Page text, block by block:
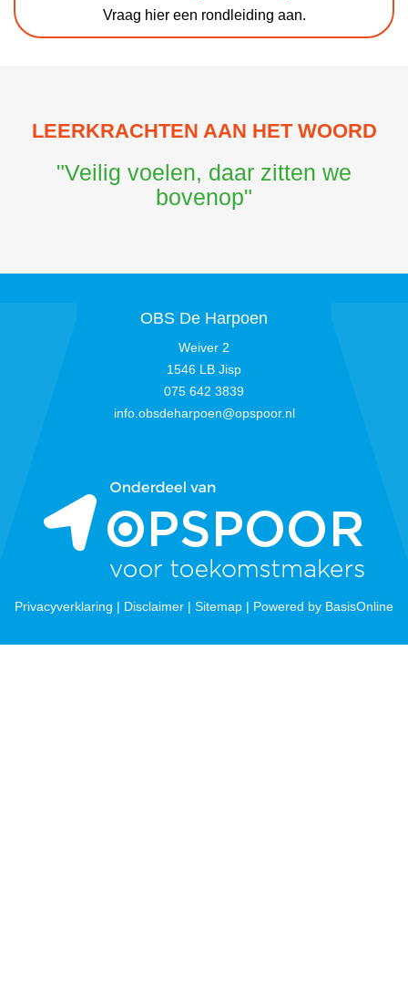
Vraag hier een rondleiding aan.
LEERKRACHTEN AAN HET WOORD
"Veilig voelen, daar zitten we
bovenop"
OBS De Harpoen
Weiver 2
1546 LB Jisp
075 642 3839
info.obsdeharpoen@opspoor.nl
Privacyverklaring | Disclaimer | Sitemap | Powered by BasisOnline